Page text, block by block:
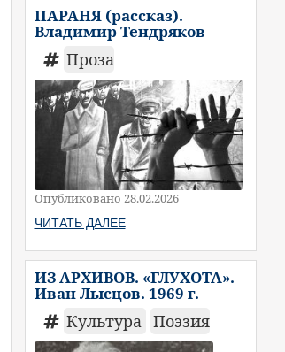
ПАРАНЯ (рассказ).
Владимир Тендряков
Проза
Опубликовано 28.02.2026
ЧИТАТЬ ДАЛЕЕ
ИЗ АРХИВОВ. «ГЛУХОТА».
Иван Лысцов. 1969 г.
Культура Поэзия